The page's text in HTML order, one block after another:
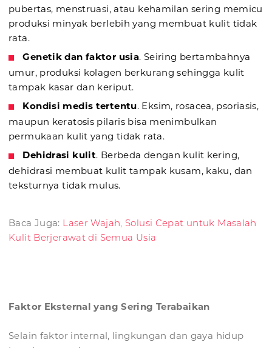
pubertas, menstruasi, atau kehamilan sering memicu
produksi minyak berlebih yang membuat kulit tidak
rata.
Genetik dan faktor usia. Seiring bertambahnya
umur, produksi kolagen berkurang sehingga kulit
tampak kasar dan keriput.
Kondisi medis tertentu. Eksim, rosacea, psoriasis,
maupun keratosis pilaris bisa menimbulkan
permukaan kulit yang tidak rata.
Dehidrasi kulit. Berbeda dengan kulit kering,
dehidrasi membuat kulit tampak kusam, kaku, dan
teksturnya tidak mulus.
Baca Juga: Laser Wajah, Solusi Cepat untuk Masalah
Kulit Berjerawat di Semua Usia
Faktor Eksternal yang Sering Terabaikan
Selain faktor internal, lingkungan dan gaya hidup